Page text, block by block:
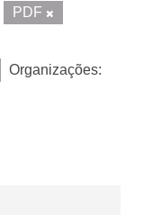
PDF
Organizações: